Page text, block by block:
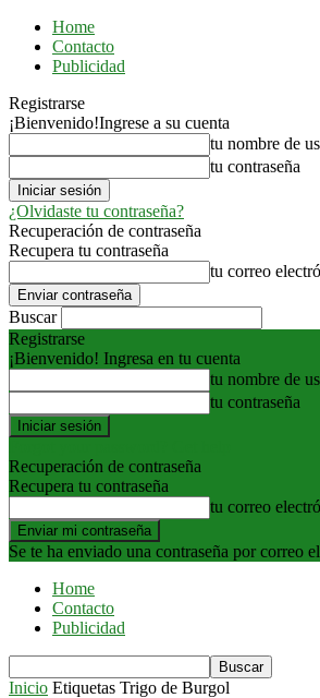
Home
Contacto
Publicidad
Registrarse
¡Bienvenido!Ingrese a su cuenta
tu nombre de
tu contraseña
¿Olvidaste tu contraseña?
Recuperación de contraseña
Recupera tu contraseña
tu correo
Buscar
Registrarse
¡Bienvenido! Ingresa en tu cuenta
tu nombre de
tu contraseña
Recuperación de contraseña
Recupera tu contraseña
tu correo
Se te ha enviado una contraseña por correo
Home
Contacto
Publicidad
Inicio Etiquetas Trigo de Burgol